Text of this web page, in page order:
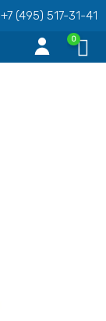
+7 (495) 517-31-41
0